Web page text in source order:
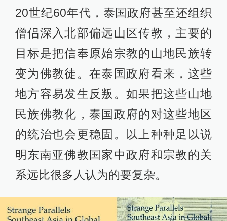
20世纪60年代，泰国政府甚至还组织
僧侣深入北部偏远山区传教，主要的
目标是把信奉原始宗教的山地民族转
变为佛教徒。在泰国政府看来，这些
地方容易发生反叛。如果把这些山地
民族佛教化，泰国政府的对这些地区
的统治也会更稳固。以上种种足以说
明东南亚佛教国家中政府和宗教的关
系远比很多人认为的要复杂。